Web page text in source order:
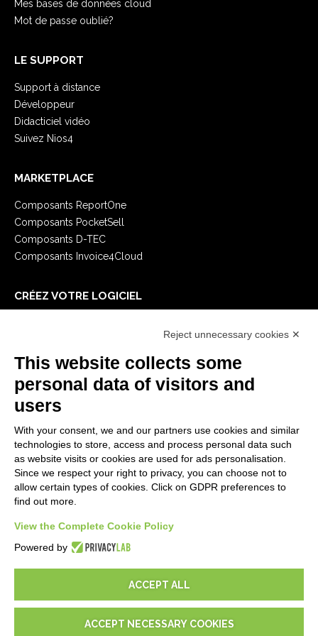
Mes bases de données cloud
Mot de passe oublié?
LE SUPPORT
Support à distance
Développeur
Didacticiel vidéo
Suivez Nios4
MARKETPLACE
Composants ReportOne
Composants PocketSell
Composants D-TEC
Composants Invoice4Cloud
CRÉEZ VOTRE LOGICIEL
E-Book
MENTIONS LÉGALES
Politiques de confidentialité
Security Policy
Documentation contractuelle et RGPD
Conditions générales de livraison
Conditions du service d'assistance
Paramètres cookie
Reject unnecessary cookies ✕
This website collects some
personal data of visitors and
users
With your consent, we and our partners use cookies and similar
technologies to store, access and process personal data such
as website visits or cookies are used for ads personalisation.
Since we respect your right to privacy, you can choose not to
allow certain types of cookies. Click on GDPR preferences to
find out more.
View the Complete Cookie Policy
Powered by
ACCEPT ALL
ACCEPT NECESSARY COOKIES